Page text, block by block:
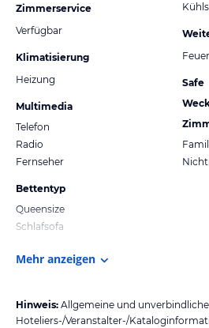
Zimmerservice
Verfügbar
Klimatisierung
Heizung
Multimedia
Telefon
Radio
Fernseher
Bettentyp
Queensize
Schlafsofa
Safe
Mehr anzeigen
Hinweis: Allgemeine und unverbindliche
Hoteliers-/Veranstalter-/